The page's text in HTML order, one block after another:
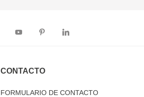
CONTACTO
FORMULARIO DE CONTACTO